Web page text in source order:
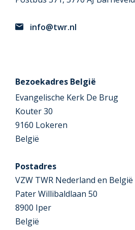
info@twr.nl
Bezoekadres België
Evangelische Kerk De Brug
Kouter 30
9160 Lokeren
België
Postadres
VZW TWR Nederland en België
Pater Willibaldlaan 50
8900 Iper
België